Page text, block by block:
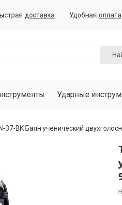
доставка Удобная оплата
Ударные
37-BK Баян ученический